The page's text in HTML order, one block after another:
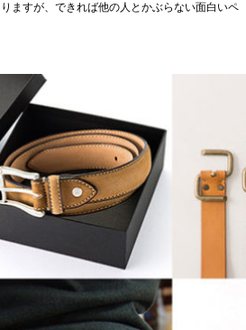
ますが、できれば他の人とかぶらない面白いペ